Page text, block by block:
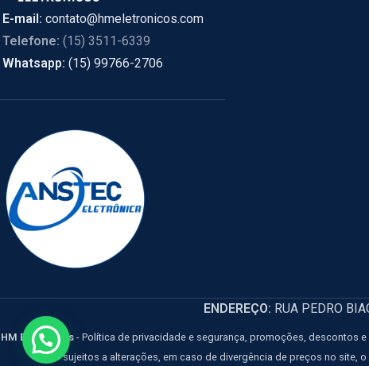
E-mail: contato@hmeletronicos.com
Telefone: (15) 3511-6339
Whatsapp: (15) 99766-2706
ENDEREÇO: RUA PEDRO
HM Eletrônicos - Política de privacidade e segurança, promoções, descontos
estão sujeitos a alterações, em caso de divergência de preços no site,